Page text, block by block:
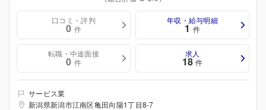
口コミ・評判
0 件
年収・給与明細
1 件
転職・中途面接
0 件
求人
18 件
サービス業
新潟県新潟市江南区亀田向陽1丁目8-7